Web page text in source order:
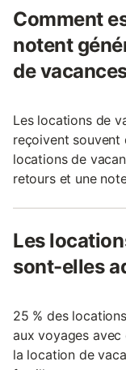
Comment
notent
de
Les locations de
reçoivent souvent
locations de
retours et une
Les
sont-elles
25 % des
aux voyages
la location de